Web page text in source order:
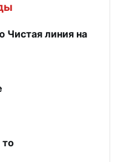
Чистая линия на
то